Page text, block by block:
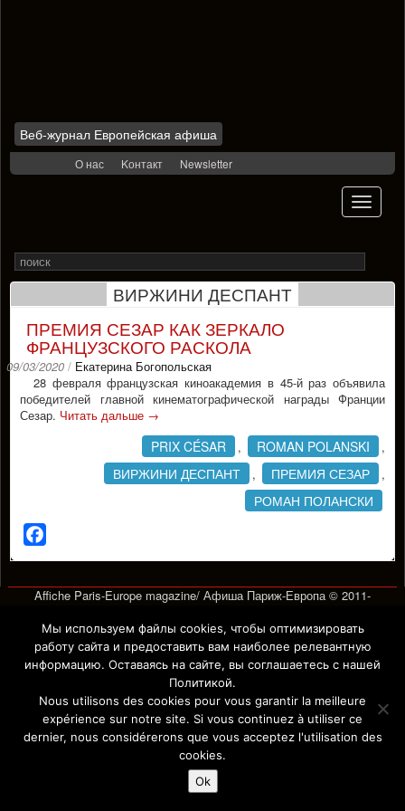
Веб-журнал Европейская афиша
О нас Kонтакт Newsletter
Toggle
Search
for
ВИРЖИНИ ДЕСПАНТ
ПРЕМИЯ СЕЗАР КАК ЗЕРКАЛО
ФРАНЦУЗСКОГО РАСКОЛА
09/03/2020 / Екатерина Богопольская
28 февраля французская киноакадемия в 45-й раз объявила
победителей главной кинематографической награды Франции
Сезар. Читать дальше →
PRIX CÉSAR , ROMAN POLANSKI ,
ВИРЖИНИ ДЕСПАНТ , ПРЕМИЯ СЕЗАР ,
РОМАН ПОЛАНСКИ
Affiche Paris-Europe magazine/ Афиша Париж-Европа © 2011-
Mentions légales
Мы используем файлы cookies, чтобы оптимизировать
работу сайта и предоставить вам наиболее релевантную
информацию. Оставаясь на сайте, вы соглашаетесь с нашей
Политикой.
Nous utilisons des cookies pour vous garantir la meilleure
expérience sur notre site. Si vous continuez à utiliser ce
dernier, nous considérerons que vous acceptez l'utilisation des
cookies.
Ok